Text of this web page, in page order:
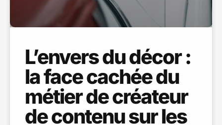
L’envers du décor :
la face cachée du
métier de créateur
de contenu sur les